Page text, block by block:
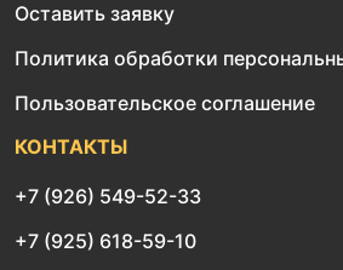
Оставить заявку
Политика обработки
Пользовательское соглашение
КОНТАКТЫ
+7 (926) 549-52-33
+7 (925) 618-59-10